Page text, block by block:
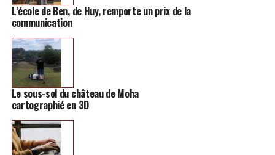
SUIVANT
Une blanchisserie industrielle va s’implanter à Hannut
NE MANQUEZ PAS
Trois nouvelles éoliennes pourraient être construites à
Eghezée
L’école de Ben, de Huy, remporte un prix de la
communication
Le sous-sol du château de Moha
cartographié en 3D